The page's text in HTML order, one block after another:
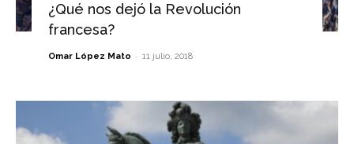
¿Qué nos dejó la Revolución
francesa?
Omar López Mato - 11 julio, 2018